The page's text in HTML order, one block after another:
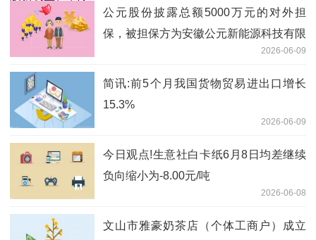
公元股份披露总额5000万元的对外担
保，被担保方为安徽公元新能源科技有限
2026-06-09
简讯:前5个月我国货物贸易进出口增长
15.3%
2026-06-09
今日观点!生意社白卡纸6月8日均差继续
负向缩小为-8.00元/吨
2026-06-08
文山市雅豪奶茶店（个体工商户）成立